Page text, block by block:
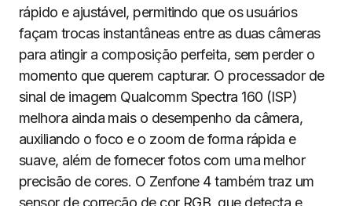
rápido e ajustável, permitindo que os usuários
façam trocas instantâneas entre as duas câmeras
para atingir a composição perfeita, sem perder o
momento que querem capturar. O processador de
sinal de imagem Qualcomm Spectra 160 (ISP)
melhora ainda mais o desempenho da câmera,
auxiliando o foco e o zoom de forma rápida e
suave, além de fornecer fotos com uma melhor
precisão de cores. O Zenfone 4 também traz um
sensor de correção de cor RGB, que detecta e